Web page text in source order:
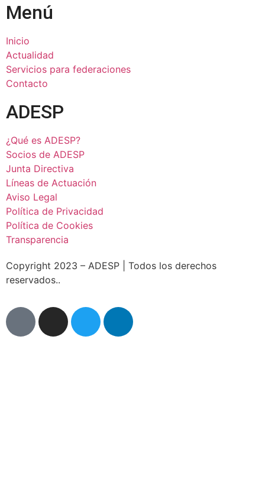
Menú
Inicio
Actualidad
Servicios para federaciones
Contacto
ADESP
¿Qué es ADESP?
Socios de ADESP
Junta Directiva
Líneas de Actuación
Aviso Legal
Política de Privacidad
Política de Cookies
Transparencia
Copyright 2023 – ADESP | Todos los derechos
reservados..